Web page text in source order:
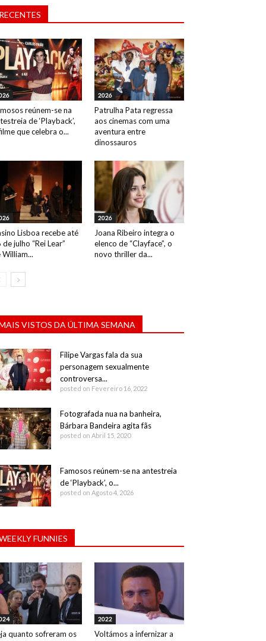
reúnem-se na
de ‘Playback’,
que celebra o...
2026
Patrulha Pata regressa
aos cinemas com uma
aventura entre
dinossauros
Lisboa recebe até
de julho “Rei Lear”
William...
2026
Joana Ribeiro integra o
elenco de “Clayface”, o
novo thriller da...
VISTOS DA ÚLTIMA SEMANA
Filipe Vargas fala da sua
personagem sexualmente
controversa...
posted on Fevereiro 16, 2022
Fotografada nua na banheira,
Bárbara Bandeira agita fãs
posted on Abril 15, 2020
Famosos reúnem-se na antestreia
de ‘Playback’, o...
posted on Agosto 4, 2026
FUNNIES
quanto sofreram os
2022
Voltámos a infernizar a